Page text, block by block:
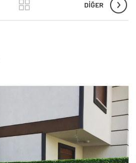
DIĞER